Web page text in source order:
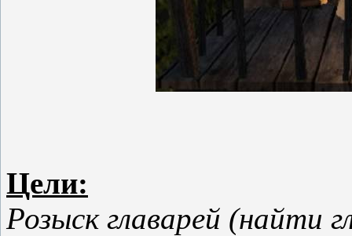
Цели:
Розыск главарей (найти